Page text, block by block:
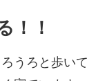
！！
うろと歩い